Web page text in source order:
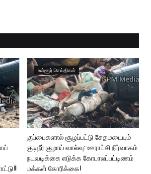
உள்ளூர் செய்திகள்
குப்பைகளால் சூழப்பட்டு சேதமடையும்
குடிநீர் குழாய் வால்வு: ஊராட்சி நிர்வாகம்
நடவடிக்கை எடுக்க கோபாலப்பட்டிணம்
மக்கள் கோரிக்கை!